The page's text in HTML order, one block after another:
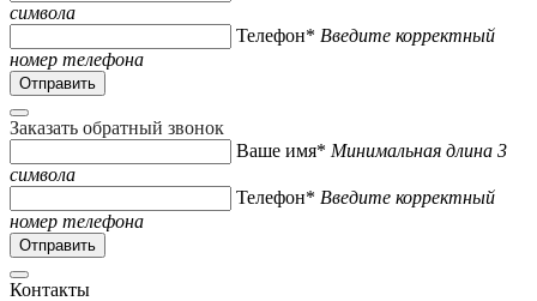
символа
Телефон* Введите корректный
номер телефона
Заказать обратный звонок
Ваше имя* Минимальная длина 3
символа
Телефон* Введите корректный
номер телефона
Контакты